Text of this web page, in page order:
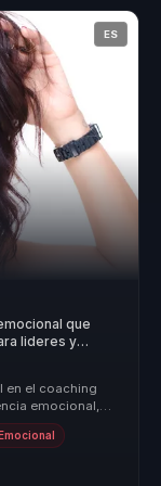
ES
que
lideres y
en el coaching
emocional,